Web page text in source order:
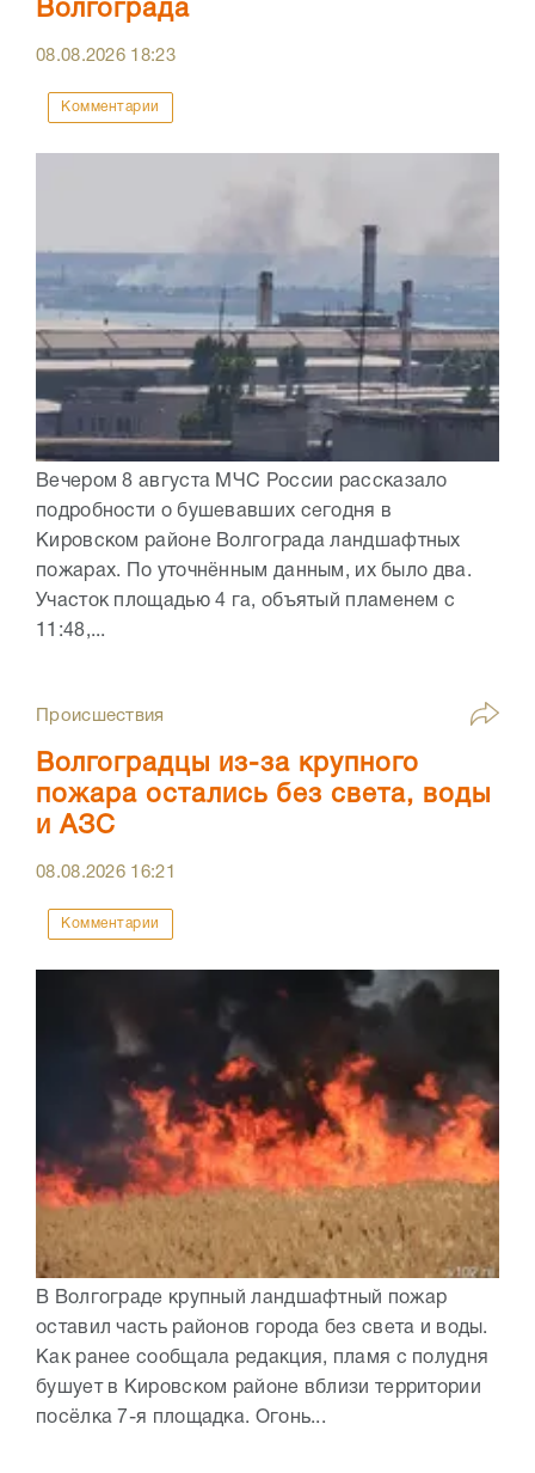
Волгограда
08.08.2026 18:23
Комментарии
Вечером 8 августа МЧС России рассказало
подробности о бушевавших сегодня в
Кировском районе Волгограда ландшафтных
пожарах. По уточнённым данным, их было два.
Участок площадью 4 га, объятый пламенем с
11:48,...
Происшествия
Волгоградцы из-за крупного
пожара остались без света, воды
и АЗС
08.08.2026 16:21
Комментарии
В Волгограде крупный ландшафтный пожар
оставил часть районов города без света и воды.
Как ранее сообщала редакция, пламя с полудня
бушует в Кировском районе вблизи территории
посёлка 7-я площадка. Огонь...